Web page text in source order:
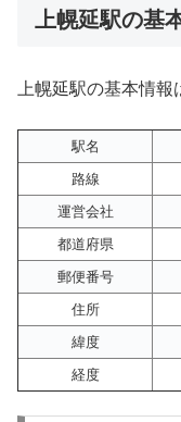
上幌延駅の基
上幌延駅の基本情報
駅名
路線
運営会社
都道府県
郵便番号
住所
緯度
経度